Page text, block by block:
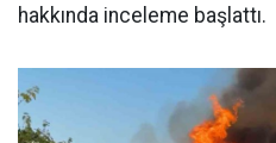
hakkında inceleme başlattı.